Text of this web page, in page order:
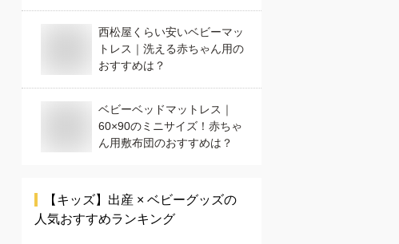
西松屋くらい安いベビーマッ
トレス｜洗える赤ちゃん用の
おすすめは？
ベビーベッドマットレス｜
60×90のミニサイズ！赤ちゃ
ん用敷布団のおすすめは？
【キッズ】 出産 × ベビーグッズの
人気おすすめランキング